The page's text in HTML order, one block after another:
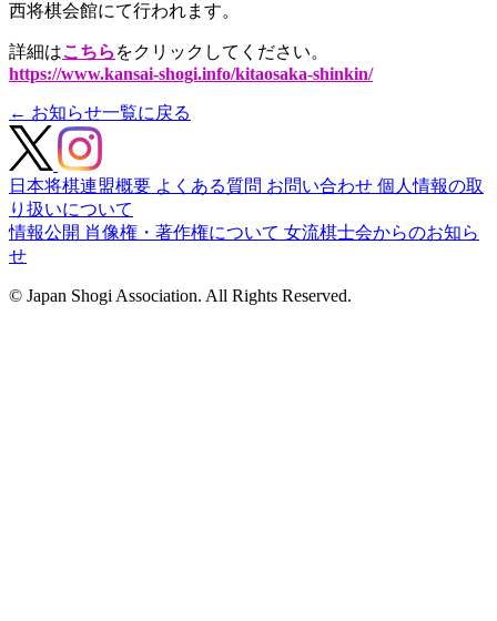
西将棋会館にて行われます。
詳細はこちら をクリックしてください。
https://www.kansai-shogi.info/kitaosaka-shinkin/
← お知らせ一覧に戻る
日本将棋連盟概要 よくある質問 お問い合わせ 個人情報の取
り扱いについて
情報公開 肖像権・著作権について 女流棋士会からのお知ら
せ
© Japan Shogi Association. All Rights Reserved.